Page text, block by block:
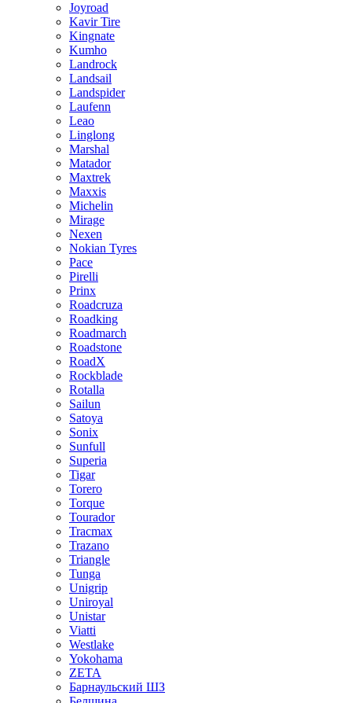
Joyroad
Kavir Tire
Kingnate
Kumho
Landrock
Landsail
Landspider
Laufenn
Leao
Linglong
Marshal
Matador
Maxtrek
Maxxis
Michelin
Mirage
Nexen
Nokian Tyres
Pace
Pirelli
Prinx
Roadcruza
Roadking
Roadmarch
Roadstone
RoadX
Rockblade
Rotalla
Sailun
Satoya
Sonix
Sunfull
Superia
Tigar
Torero
Torque
Tourador
Tracmax
Trazano
Triangle
Tunga
Unigrip
Uniroyal
Unistar
Viatti
Westlake
Yokohama
ZETA
Барнаульский ШЗ